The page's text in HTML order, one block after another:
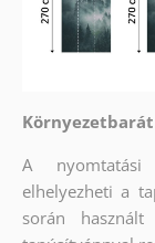
A nyomtatási
elhelyezheti a
során használt